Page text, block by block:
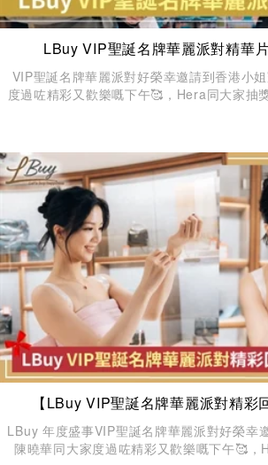
LBuy VIP聖誕名牌華麗派對精華
VIP聖誕名牌華麗派對好榮幸邀請到香港小
度過咗精彩又歡樂嘅下午🥰，Hera同大家抽
緊張刺激的名牌名錶拍賣環節，大家都滿
【LBuy VIP聖誕名牌華麗派對精彩
LBuy 年度盛事VIP聖誕名牌華麗派對好榮幸
陳曉華同大家度過咗精彩又歡樂嘅下午🥰，